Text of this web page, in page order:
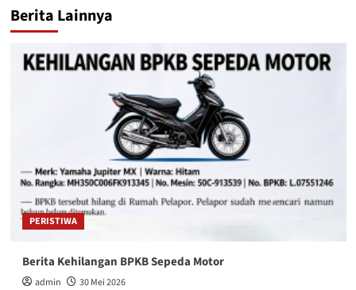
Berita Lainnya
PERISTIWA
Berita Kehilangan BPKB Sepeda Motor
admin 30 Mei 2026